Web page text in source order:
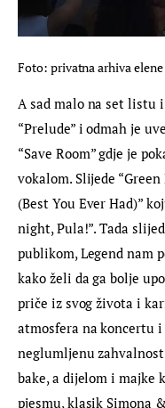
Foto: privatna arhiva elene
A sad malo na set listu
“Prelude” i odmah je
“Save Room” gdje je
vokalom. Slijede
(Best You Ever Had)”
night, Pula!”. Tada
publikom, Legend nam
kako želi da ga bolje
priče iz svog života i
atmosfera na koncertu
neglumljenu
bake, a dijelom i majke
pjesmu, klasik Simona